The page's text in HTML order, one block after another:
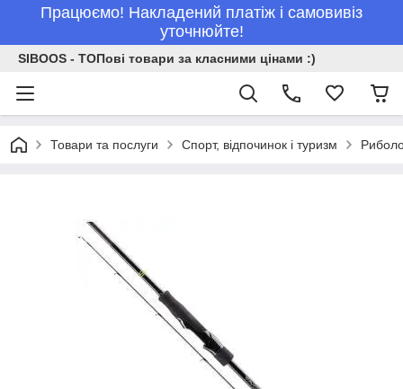
Працюємо! Накладений платіж і самовивіз
уточнюйте!
SIBOOS - ТОПові товари за класними цінами :)
Товари та послуги Спорт, відпочинок і туризм